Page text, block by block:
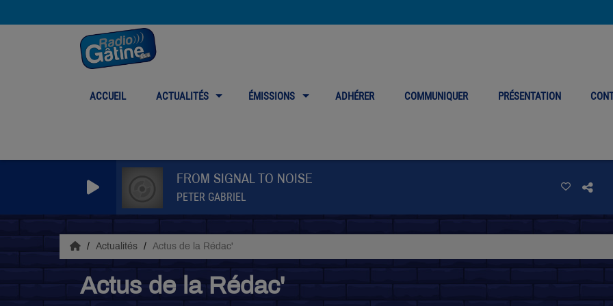
ACCUEIL ACTUALITÉS ÉMISSIONS ADHÉRER COMMUNIQUER PRÉSENTATION
FROM SIGNAL TO NOISE
PETER GABRIEL
Actualités Actus de la Rédac'
Actus de la Rédac'